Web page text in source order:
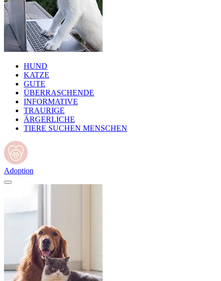
HUND
KATZE
GUTE
ÜBERRASCHENDE
INFORMATIVE
TRAURIGE
ÄRGERLICHE
TIERE SUCHEN MENSCHEN
Adoption